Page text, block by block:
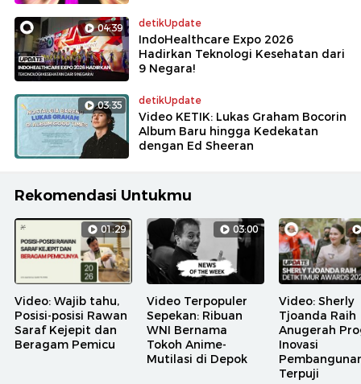
04:39 detikUpdate
IndoHealthcare Expo 2026
Hadirkan Teknologi Kesehatan dari
9 Negara!
03:35 detikUpdate
Video KETIK: Lukas Graham Bocorin
Album Baru hingga Kedekatan
dengan Ed Sheeran
Rekomendasi Untukmu
01:29
Video: Wajib tahu,
Posisi-posisi Rawan
Saraf Kejepit dan
Beragam Pemicu
03:00
Video Terpopuler
Sepekan: Ribuan
WNI Bernama
Tokoh Anime-
Mutilasi di Depok
Video: Sherly
Tjoanda Raih
Anugerah
Inovasi
Terpuji